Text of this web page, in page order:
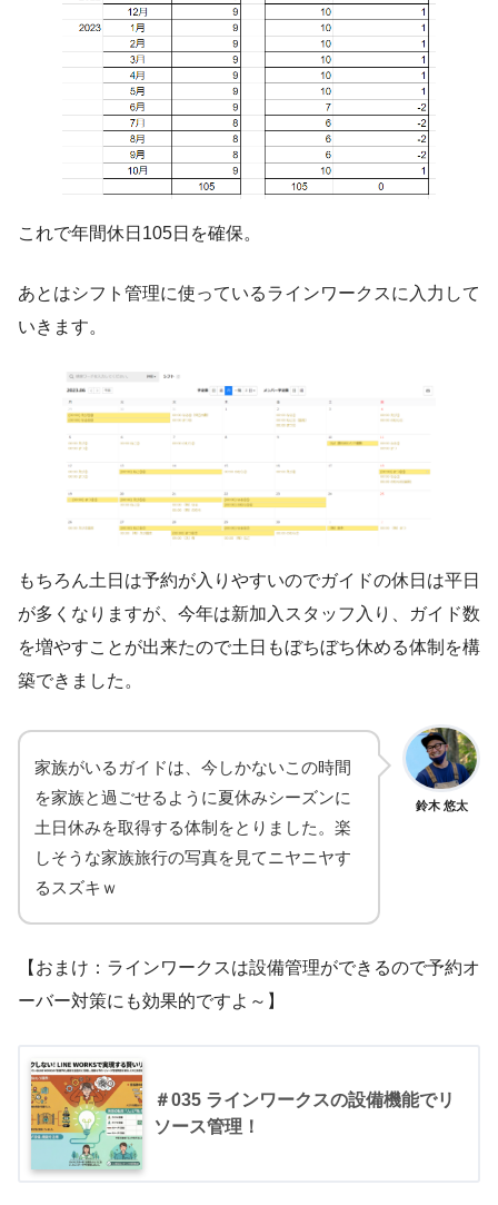
これで年間休日105日を確保。
あとはシフト管理に使っているラインワークスに入力して
いきます。
もちろん土日は予約が入りやすいのでガイドの休日は平日
が多くなりますが、今年は新加入スタッフ入り、ガイド数
を増やすことが出来たので土日もぼちぼち休める体制を構
築できました。
鈴木 悠太
家族がいるガイドは、今しかないこの時間
を家族と過ごせるように夏休みシーズンに
土日休みを取得する体制をとりました。楽
しそうな家族旅行の写真を見てニヤニヤす
るスズキｗ
【おまけ：ラインワークスは設備管理ができるので予約オ
ーバー対策にも効果的ですよ～】
＃035 ラインワークスの設備機能でリ
ソース管理！